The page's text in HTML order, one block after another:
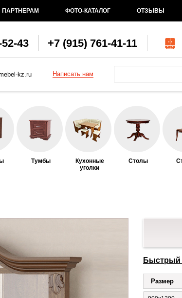
ПАРТНЕРАМ ФОТО-КАТАЛОГ ОТЗЫВЫ
43 +7 (915) 761-41-11
kz.ru Написать нам
Тумбы
Кухонные
уголки
Столы
Быстрый
Размер